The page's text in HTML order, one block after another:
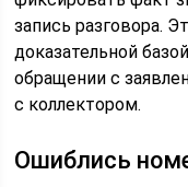
запись разговора.
доказательной
обращении с
с коллектором.
Ошиблись